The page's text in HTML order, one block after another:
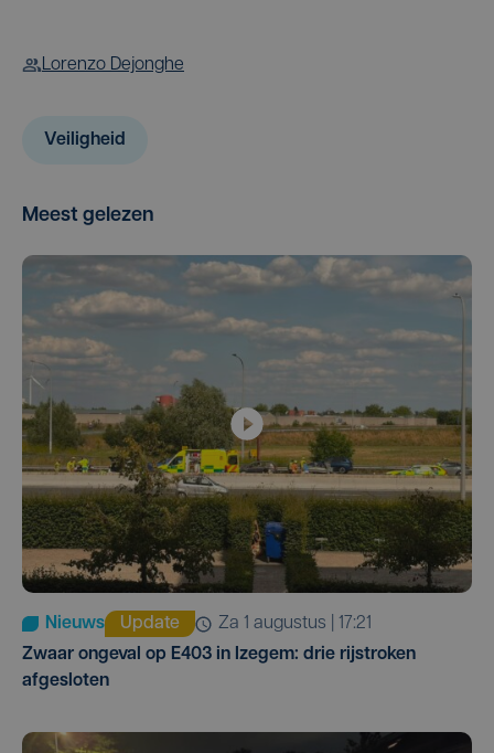
Lorenzo Dejonghe
Veiligheid
Meest gelezen
Nieuws Update
za 1 augustus | 17:21
Zwaar ongeval op E403 in Izegem: drie rijstroken
afgesloten